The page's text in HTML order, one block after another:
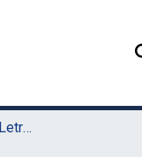
TCC - Licenciatura em Letras (UAST)